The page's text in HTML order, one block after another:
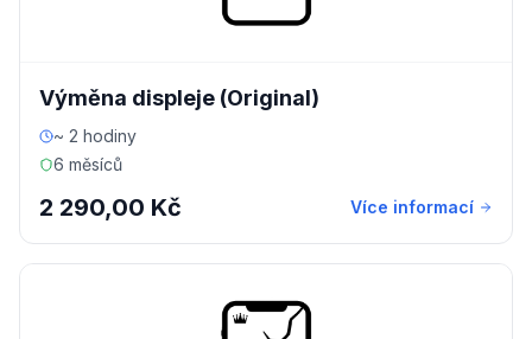
Výměna displeje (Original)
~ 2 hodiny
6 měsíců
2 290,00 Kč Více informací